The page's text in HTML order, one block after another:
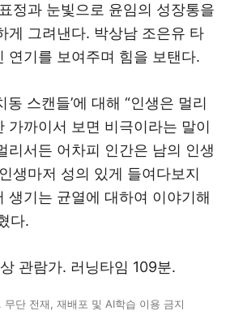
정과 눈빛으로 윤임의 성장통을
게 그려낸다. 박상남 조은유 타
연기를 보여주며 힘을 보탠다.
동 스캔들’에 대해 “인생은 멀리
가까이서 보면 비극이라는 말이
리서든 어차피 인간은 남의 인생
생마저 성의 있게 들여다보지
생기는 균열에 대하여 이야기해
다.
관람가. 러닝타임 109분.
단 전재, 재배포 및 AI학습 이용 금지